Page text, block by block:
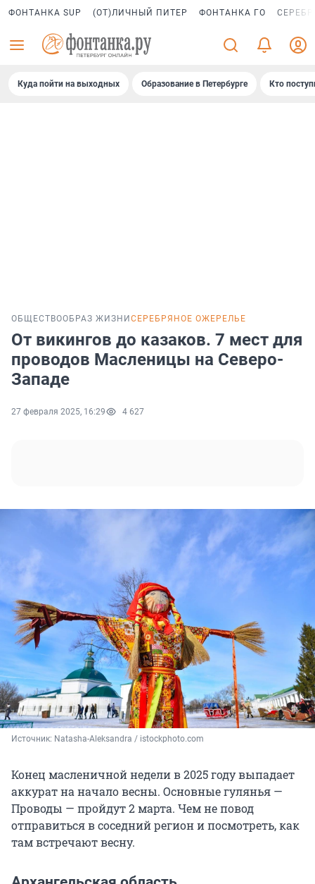
ФОНТАНКА SUP (ОТ)ЛИЧНЫЙ ПИТЕР ФОНТАНКА ГО
Куда пойти на выходных Образование в Петербурге Кто
ОБЩЕСТВООБРАЗ ЖИЗНИ СЕРЕБРЯНОЕ ОЖЕРЕЛЬЕ
От викингов до казаков. 7 мест для
проводов Масленицы на Северо-
Западе
27 февраля 2025, 16:29 4 627
Источник: Natasha-Aleksandra / istockphoto.com
Конец масленичной недели в 2025 году выпадает
аккурат на начало весны. Основные гулянья —
Проводы — пройдут 2 марта. Чем не повод
отправиться в соседний регион и посмотреть, как
там встречают весну.